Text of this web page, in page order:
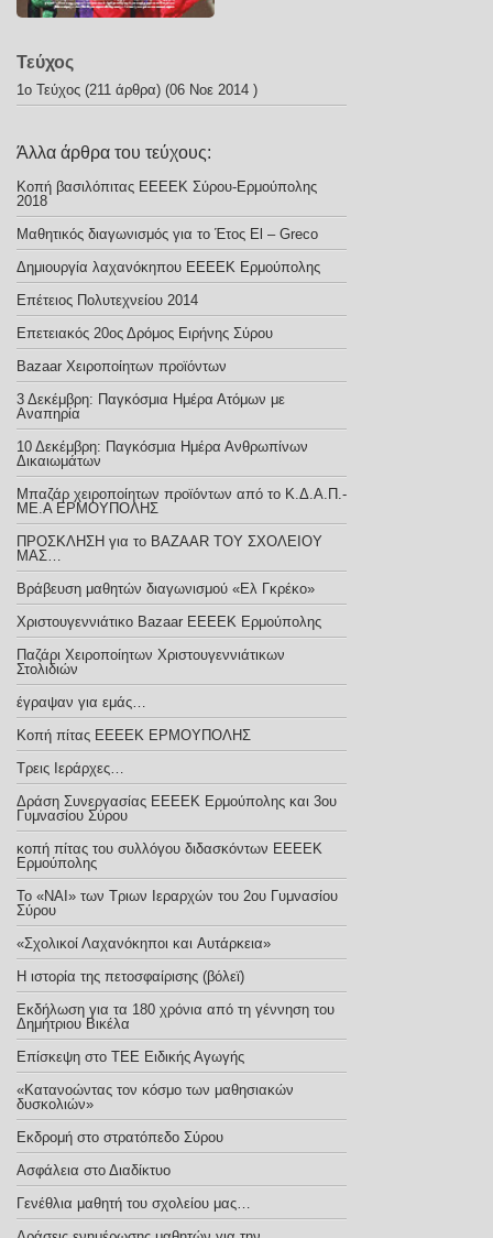
Τεύχος
1ο Τεύχος (211 άρθρα) (06 Νοε 2014 )
Άλλα άρθρα του τεύχους:
Κοπή βασιλόπιτας ΕΕΕΕΚ Σύρου-Ερμούπολης
2018
Μαθητικός διαγωνισμός για το Έτος El – Greco
Δημιουργία λαχανόκηπου ΕΕΕΕΚ Ερμούπολης
Επέτειος Πολυτεχνείου 2014
Επετειακός 20ος Δρόμος Ειρήνης Σύρου
Bazaar Xειροποίητων προϊόντων
3 Δεκέμβρη: Παγκόσμια Ημέρα Ατόμων με
Αναπηρία
10 Δεκέμβρη: Παγκόσμια Ημέρα Ανθρωπίνων
Δικαιωμάτων
Μπαζάρ χειροποίητων προϊόντων από το Κ.Δ.Α.Π.-
ΜΕ.Α ΕΡΜΟΥΠΟΛΗΣ
ΠΡΟΣΚΛΗΣΗ για το BAZAAR ΤΟΥ ΣΧΟΛΕΙΟΥ
ΜΑΣ…
Βράβευση μαθητών διαγωνισμού «Ελ Γκρέκο»
Χριστουγεννιάτικο Bazaar ΕΕΕΕΚ Ερμούπολης
Παζάρι Χειροποίητων Χριστουγεννιάτικων
Στολιδιών
έγραψαν για εμάς…
Κοπή πίτας ΕΕΕΕΚ ΕΡΜΟΥΠΟΛΗΣ
Τρεις Ιεράρχες…
Δράση Συνεργασίας ΕΕΕΕΚ Ερμούπολης και 3ου
Γυμνασίου Σύρου
κοπή πίτας του συλλόγου διδασκόντων ΕΕΕΕΚ
Ερμούπολης
Το «ΝΑΙ» των Τριων Ιεραρχών του 2ου Γυμνασίου
Σύρου
«Σχολικοί Λαχανόκηποι και Aυτάρκεια»
Η ιστορία της πετοσφαίρισης (βόλεϊ)
Εκδήλωση για τα 180 χρόνια από τη γέννηση του
Δημήτριου Βικέλα
Eπίσκεψη στο ΤΕΕ Ειδικής Αγωγής
«Κατανοώντας τον κόσμο των μαθησιακών
δυσκολιών»
Εκδρομή στο στρατόπεδο Σύρου
Ασφάλεια στο Διαδίκτυο
Γενέθλια μαθητή του σχολείου μας…